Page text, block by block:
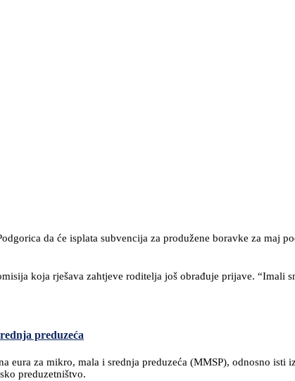
da će isplata subvencija za produžene boravke za maj
koja rješava zahtjeve roditelja još obrađuje prijave.
preduzeća
za mikro, mala i srednja preduzeća (MMSP), odnosno isti
preduzetništvo.